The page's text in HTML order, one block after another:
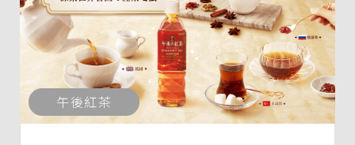
午後紅茶